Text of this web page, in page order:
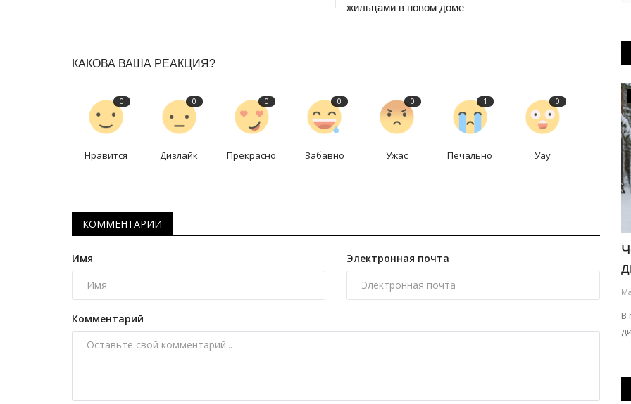
жильцами в новом доме
КАКОВА ВАША РЕАКЦИЯ?
0
Нравится
0
Дизлайк
0
Прекрасно
0
Забавно
0
Ужас
1
Печально
0
Уау
КОММЕНТАРИИ
Имя Электронная почта
Комментарий
Предания степи
раскрыла значение казахского...
Особым обычаем у казахов была процедура купания
малыша, когда ему исполняется 40...
OFFICIAL
очередная сельхозярмарка
Июль 31, 2026
субботу, 1 августа.
В